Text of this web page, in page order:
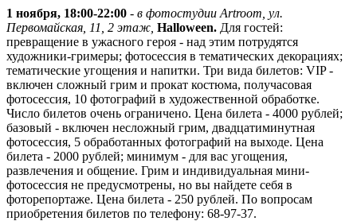
1 ноября, 18:00-22:00 - в фотостудии Artroom, ул.
Первомайская, 11, 2 этаж, Halloween. Для гостей:
превращение в ужасного героя - над этим потрудятся
художники-гримеры; фотосессия в тематических декорациях;
тематические угощения и напитки. Три вида билетов: VIP -
включен сложный грим и прокат костюма, получасовая
фотосессия, 10 фотографий в художественной обработке.
Число билетов очень ограничено. Цена билета - 4000 рублей;
базовый - включен несложный грим, двадцатиминутная
фотосессия, 5 обработанных фотографий на выходе. Цена
билета - 2000 рублей; минимум - для вас угощения,
развлечения и общение. Грим и индивидуальная мини-
фотосессия не предусмотрены, но вы найдете себя в
фоторепортаже. Цена билета - 250 рублей. По вопросам
приобретения билетов по телефону: 68-97-37.